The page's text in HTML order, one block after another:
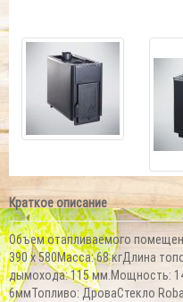
Краткое описание
Объем отапливаемого
390 x 580Масса: 68 кгДлина
дымохода: 115 мм.Мощность:
6ммТопливо: ДроваСтекло